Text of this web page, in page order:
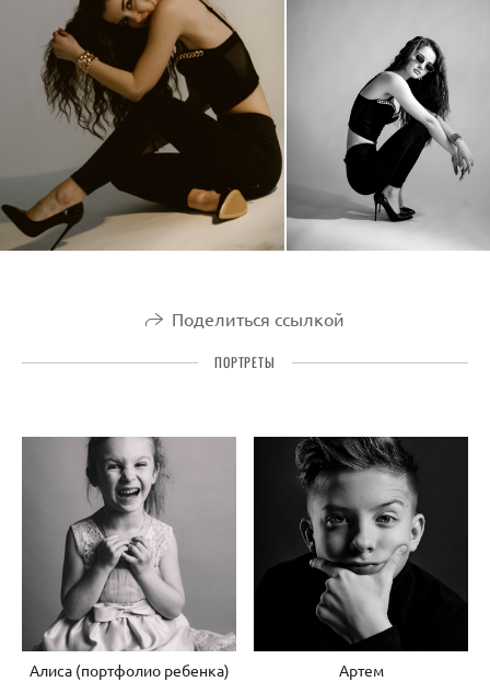
Поделиться ссылкой
ПОРТРЕТЫ
Алиса (портфолио ребенка) Артем